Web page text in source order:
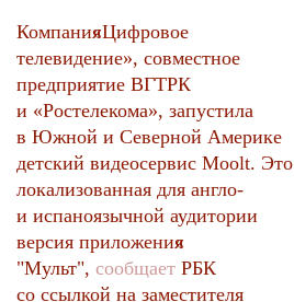
Компания
«Цифровое
телевидение», совместное
предприятие ВГТРК
и «Ростелекома», запустила
в Южной и Северной Америке
детский видеосервис Moolt. Это
локализованная для англо-
и испаноязычной аудитории
версия приложения
«
"Мульт", сообщает РБК
со ссылкой на заместителя